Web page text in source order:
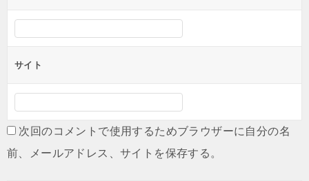
サイト
次回のコメントで使用するためブラウザーに自分の名
前、メールアドレス、サイトを保存する。